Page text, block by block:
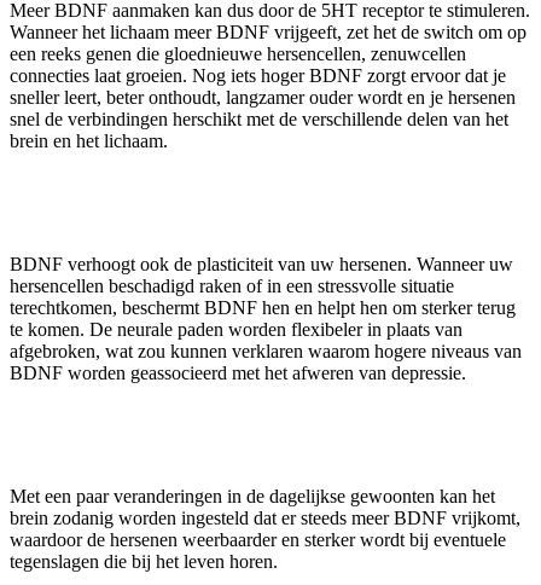
Meer BDNF aanmaken kan dus door de 5HT receptor te stimuleren.
Wanneer het lichaam meer BDNF vrijgeeft, zet het de switch om op
een reeks genen die gloednieuwe hersencellen, zenuwcellen
connecties laat groeien. Nog iets hoger BDNF zorgt ervoor dat je
sneller leert, beter onthoudt, langzamer ouder wordt en je hersenen
snel de verbindingen herschikt met de verschillende delen van het
brein en het lichaam.
BDNF verhoogt ook de plasticiteit van uw hersenen. Wanneer uw
hersencellen beschadigd raken of in een stressvolle situatie
terechtkomen, beschermt BDNF hen en helpt hen om sterker terug
te komen. De neurale paden worden flexibeler in plaats van
afgebroken, wat zou kunnen verklaren waarom hogere niveaus van
BDNF worden geassocieerd met het afweren van depressie.
Met een paar veranderingen in de dagelijkse gewoonten kan het
brein zodanig worden ingesteld dat er steeds meer BDNF vrijkomt,
waardoor de hersenen weerbaarder en sterker wordt bij eventuele
tegenslagen die bij het leven horen.